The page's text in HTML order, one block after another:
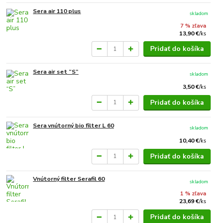
Sera air 110 plus
7 % zľava
13,90 €/ks
skladom
Pridať do košíka
Sera air set “S”
3,50 €/ks
skladom
Pridať do košíka
Sera vnútorný bio filter L 60
10,40 €/ks
skladom
Pridať do košíka
Vnútorný filter Serafil 60
1 % zľava
23,69 €/ks
skladom
Pridať do košíka